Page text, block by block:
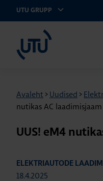
UTU GRUPP
Avaleht > Uudised >
nutikas AC laadimisjaam
UUS! eM4
ELEKTRIAUTODE
18.4.2025